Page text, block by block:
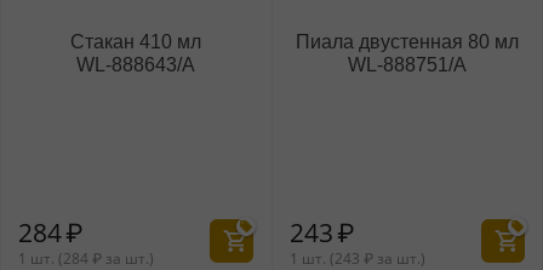
Стакан 410 мл
WL‑888643/A
284₽
1 шт. (284 ₽ за шт.)
Пиала двустенная 80 мл
WL‑888751/A
243₽
1 шт. (243 ₽ за шт.)